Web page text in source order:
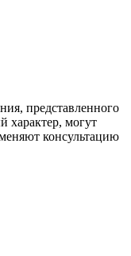
представленного
характер, могут
консультацию